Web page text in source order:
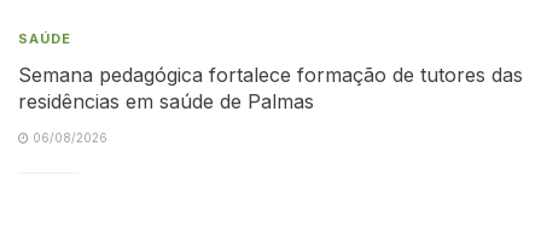
SAÚDE
Semana pedagógica fortalece formação de tutores das
residências em saúde de Palmas
06/08/2026